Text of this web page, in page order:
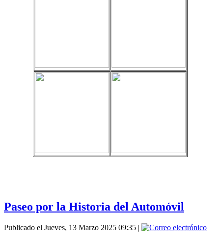
Paseo por la Historia del Automóvil
Publicado el Jueves, 13 Marzo 2025 09:35 |